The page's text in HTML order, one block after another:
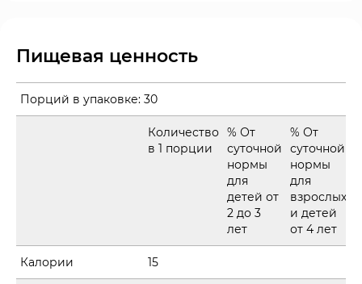
Пищевая ценность
Порций в упаковке: 30
Количество
в 1 порции
% От
суточной
нормы
для
детей от
2 до 3
лет
% От
суточной
нормы
для
взрослых
и детей
от 4 лет
Калории 15